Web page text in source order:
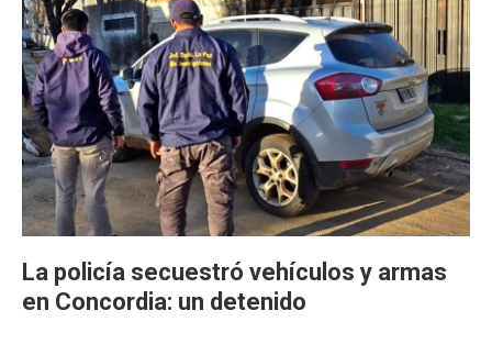
La policía secuestró vehículos y armas
en Concordia: un detenido